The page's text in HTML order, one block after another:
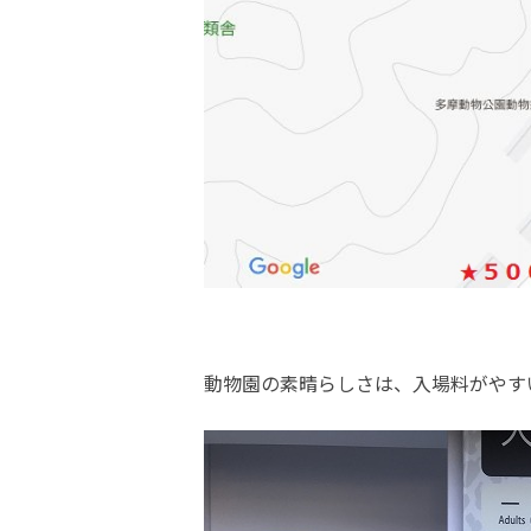
動物園の素晴らしさは、入場料がや